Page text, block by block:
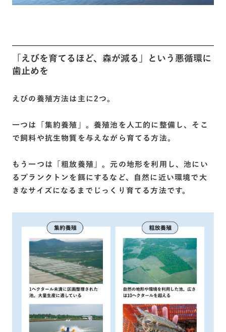
「えびを育てるほど、森が減る」という悪循環に
歯止めを
えびの養殖方法は主に2つ。
一つは「集約養殖」。養殖池を人工的に整備し、そこ
で飼料や抗生物質を与えながら育てる方法。
もう一つは「粗放養殖」。元の地形を利用し、池にい
るプランクトンを餌にするなど、自然に近い環境で大
きなサイズになるまでじっくり育てる方法です。